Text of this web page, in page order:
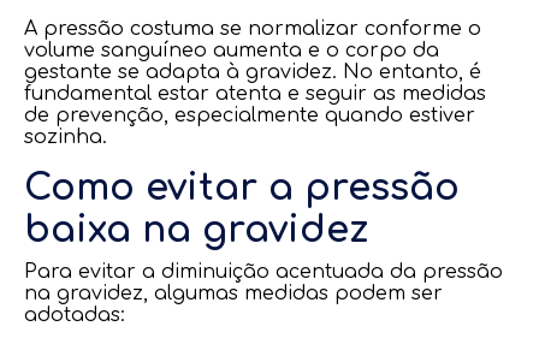
A pressão costuma se normalizar conforme o
volume sanguíneo aumenta e o corpo da
gestante se adapta à gravidez. No entanto, é
fundamental estar atenta e seguir as medidas
de prevenção, especialmente quando estiver
sozinha.
Como evitar a pressão
baixa na gravidez
Para evitar a diminuição acentuada da pressão
na gravidez, algumas medidas podem ser
adotadas: